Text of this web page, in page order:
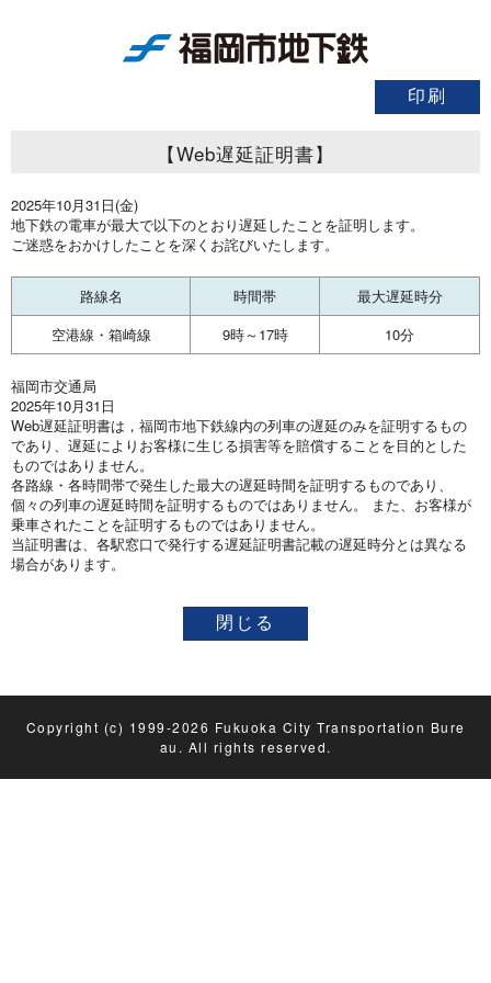
【Web遅延証明書】
2025年10月31日(金)
地下鉄の電車が最大で以下のとおり遅延したことを証明します。
ご迷惑をおかけしたことを深くお詫びいたします。
路線名 時間帯
最大遅延時分
空港線・箱崎線
9時～17時 10分
福岡市交通局
2025年10月31日
Web遅延証明書は，福岡市地下鉄線内の列車の遅延のみを証明するもの
であり、遅延によりお客様に生じる損害等を賠償することを目的とした
ものではありません。
各路線・各時間帯で発生した最大の遅延時間を証明するものであり、
個々の列車の遅延時間を証明するものではありません。 また、お客様が
乗車されたことを証明するものではありません。
当証明書は、各駅窓口で発行する遅延証明書記載の遅延時分とは異なる
場合があります。
Copyright (c) 1999-2026 Fukuoka City Transportation Bure
au. All rights reserved.